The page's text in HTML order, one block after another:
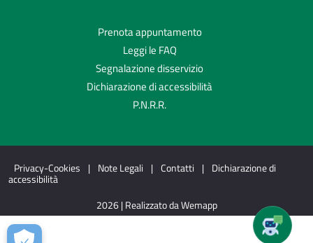
Prenota appuntamento
Leggi le FAQ
Segnalazione disservizio
Dichiarazione di accessibilità
P.N.R.R.
Privacy-Cookies | Note Legali | Contatti | Dichiarazione di
accessibilità
2026 | Realizzato da Wemapp